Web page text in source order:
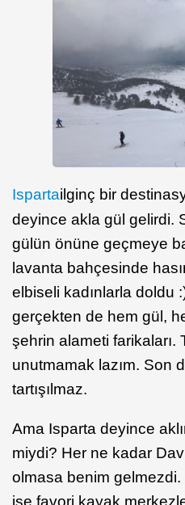
Ispartailginç bir
deyince akla gül gelirdi.
gülün önüne geçmeye
lavanta bahçesinde
elbiseli kadınlarla doldu
gerçekten de hem gül,
şehrin alameti farikaları.
unutmamak lazım. Son
tartışılmaz.
Ama Isparta deyince
miydi? Her ne kadar
olmasa benim
ise favori kayak